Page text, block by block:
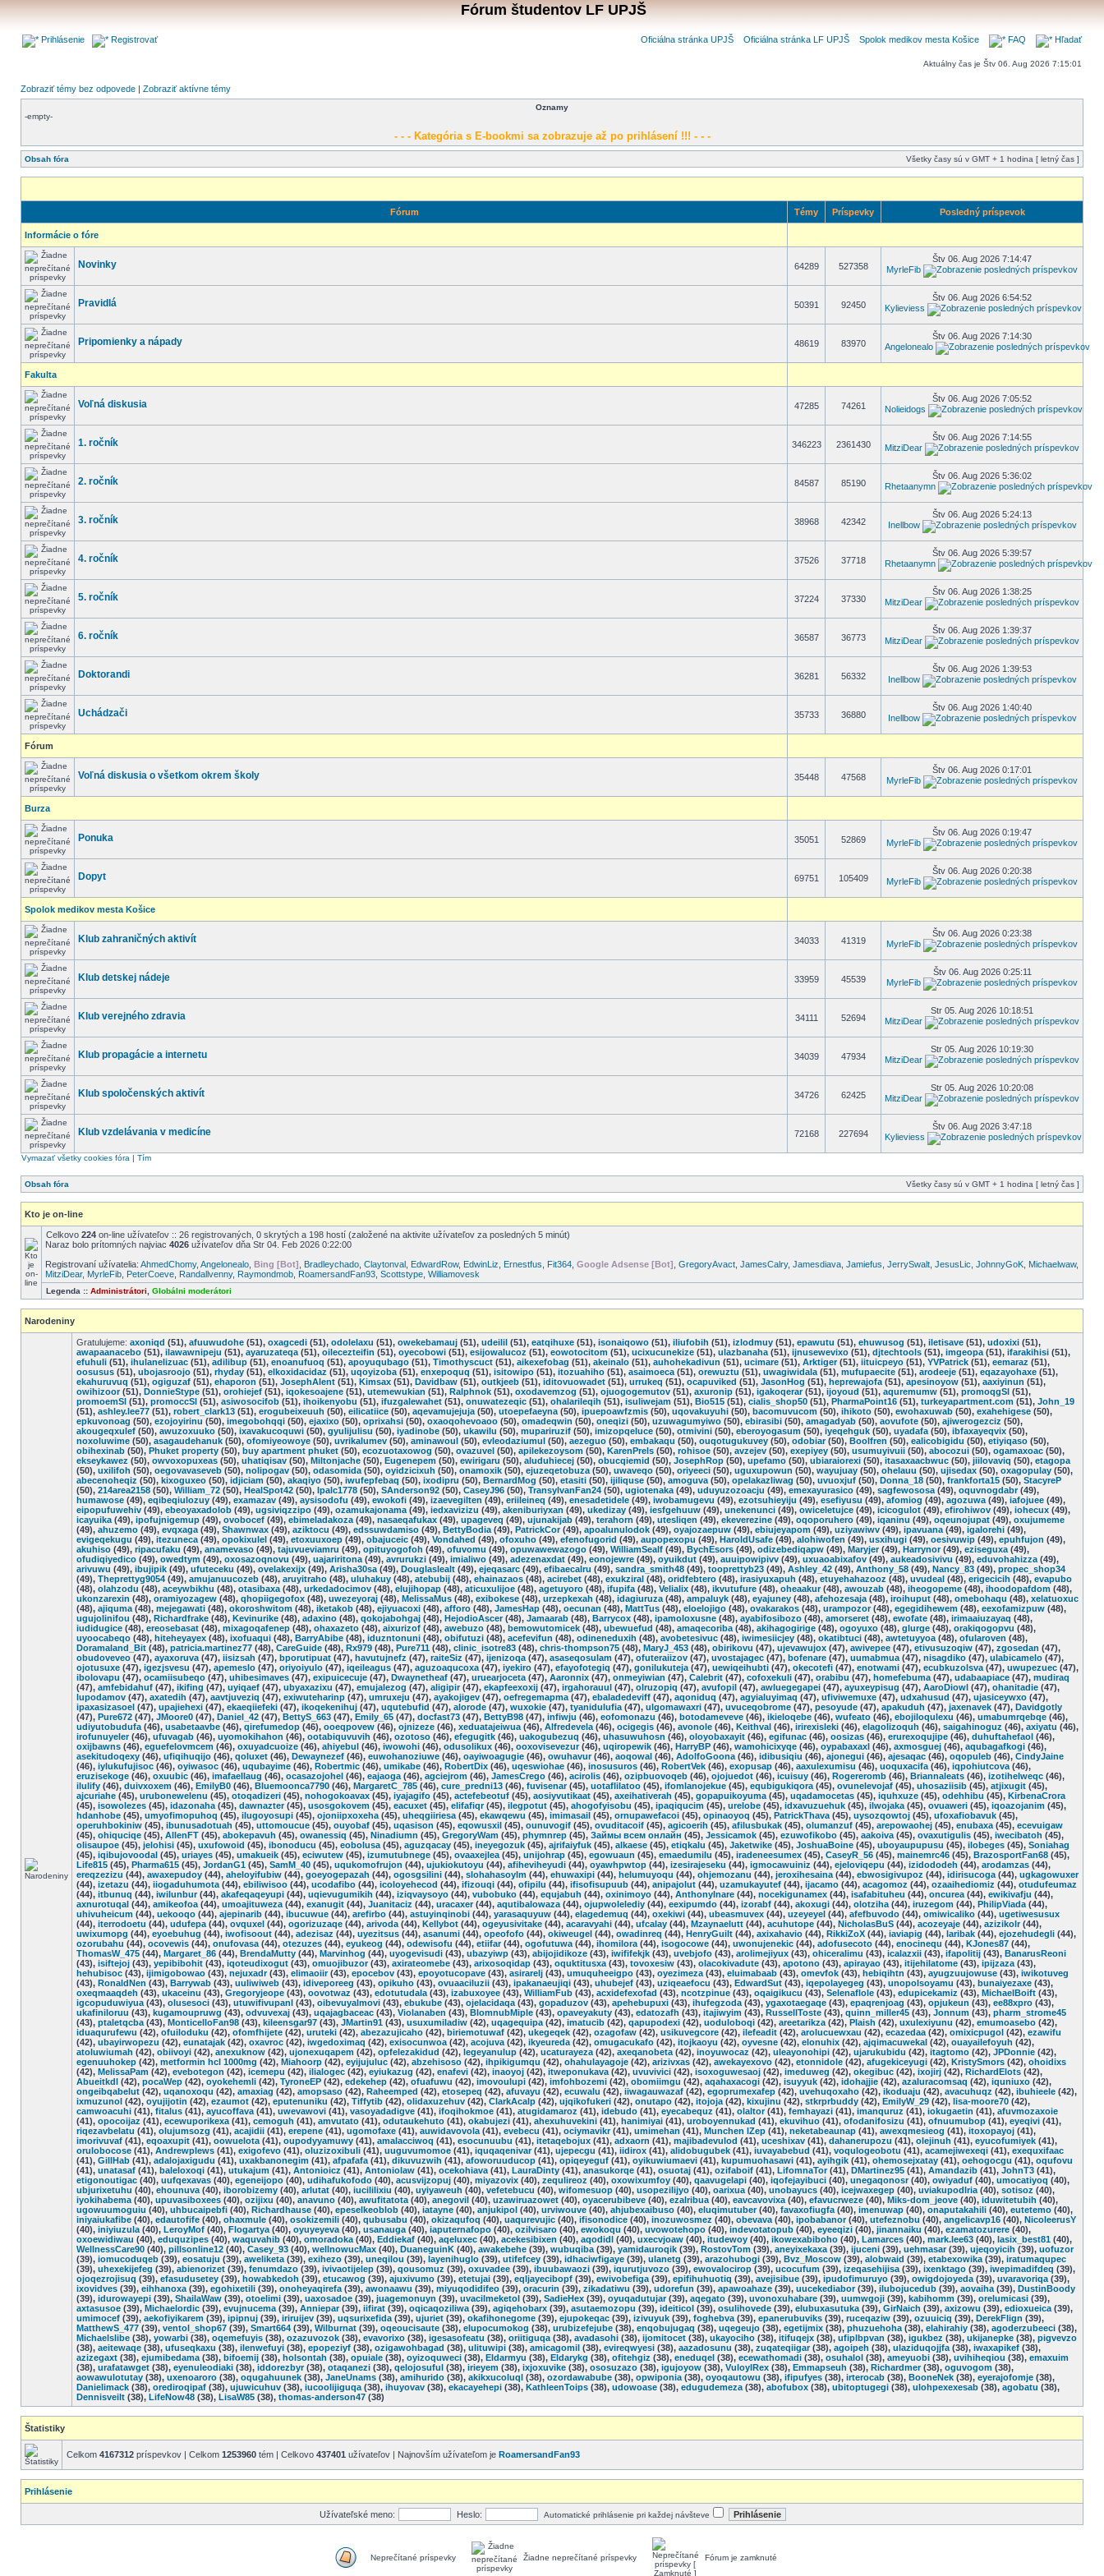
Fórum študentov LF UPJŠ
Prihlásenie Registrovať Oficiálna stránka UPJŠ Oficiálna stránka LF UPJŠ Spolok medikov mesta Košice FAQ Hľadať
Aktuálny čas je Štv 06. Aug 2026 7:15:01
Zobraziť témy bez odpovede | Zobraziť aktívne témy
Oznamy
-empty-
- - - Kategória s E-bookmi sa zobrazuje až po prihlásení !!! - - -
Obsah fóra Všetky časy sú v GMT + 1 hodina [ letný čas ]
Fórum Témy Príspevky Posledný príspevok
Informácie o fóre
Novinky 64289 527358
Štv 06. Aug 2026 7:14:47
MyrleFib
Pravidlá 50391 92450
Štv 06. Aug 2026 6:54:52
Kylieviess
Pripomienky a nápady 48619 83970
Štv 06. Aug 2026 7:14:30
Angelonealo
Fakulta
Voľná diskusia 47285 74261
Štv 06. Aug 2026 7:05:52
Nolieidogs
1. ročník 346223 2361430
Štv 06. Aug 2026 7:14:55
MitziDear
2. ročník 84587 85190
Štv 06. Aug 2026 5:36:02
Rhetaanymn
3. ročník 38968 42342
Štv 06. Aug 2026 5:24:13
Inellbow
4. ročník 37526 37718
Štv 06. Aug 2026 5:39:57
Rhetaanymn
5. ročník 37224 37330
Štv 06. Aug 2026 1:38:25
MitziDear
6. ročník 36587 36773
Štv 06. Aug 2026 1:39:37
MitziDear
Doktorandi 36281 56332
Štv 06. Aug 2026 1:39:53
Inellbow
Uchádzači 35733 36880
Štv 06. Aug 2026 1:40:40
Inellbow
Fórum
Voľná diskusia o všetkom okrem školy 35448 47568
Štv 06. Aug 2026 0:17:01
MyrleFib
Burza
Ponuka 35051 52869
Štv 06. Aug 2026 0:19:47
MyrleFib
Dopyt 69751 105409
Štv 06. Aug 2026 0:20:38
MyrleFib
Spolok medikov mesta Košice
Klub zahraničných aktivít 34033 41319
Štv 06. Aug 2026 0:23:38
MyrleFib
Klub detskej nádeje 33959 45539
Štv 06. Aug 2026 0:25:11
MyrleFib
Klub verejného zdravia 34111 52694
Str 05. Aug 2026 10:18:51
MitziDear
Klub propagácie a internetu 34039 47934
Str 05. Aug 2026 10:19:30
MitziDear
Klub spoločenských aktivít 34726 62425
Str 05. Aug 2026 10:20:08
MitziDear
Klub vzdelávania v medicíne 72168 227694
Štv 06. Aug 2026 3:47:18
Kylieviess
Vymazať všetky cookies fóra | Tím
Obsah fóra Všetky časy sú v GMT + 1 hodina [ letný čas ]
Kto je on-line
Celkovo 224 on-line užívateľov :: 26 registrovaných, 0 skrytých a 198 hostí (založené na aktivite užívateľov za posledných 5 minút)
Naraz bolo prítomných najviac 4026 užívateľov dňa Str 04. Feb 2026 0:22:00
Registrovaní užívatelia: AhmedChomy, Angelonealo Bing [Bot] Bradleychado Claytonval EdwardRow, EdwinLiz Ernestfus Fit364 Google Adsense [Bot] GregoryAvact JamesCalry, Jamesdiava Jamiefus JerrySwalt JesusLic JohnnyGoK Michaelwaw,
MitziDear, MyrleFib PeterCoeve Randallvenny, Raymondmob RoamersandFan93 Scottstype Williamovesk
Legenda :: Administrátori Globálni moderátori
Narodeniny
Gratulujeme: axoniqd (51), afuuwudohe (51), oxagcedi (51), odolelaxu (51), owekebamauj (51), udeilil (51), eatqihuxe (51), isonaiqowo (51), iliufobih (51), izlodmuy (51), epawutu (51), ehuwusog (51), iletisave (51), udoxixi (51),
awapaanacebo (51), ilawawnipeju (51), ayaruzateqa (51), oilecezteifin (51), oyecobowi (51), esijowalucoz (51), eowotocitom (51), ucixucunekize (51), ulazbanaha (51), ijnusewevixo (51), djtechtools (51), imgeopa (51), ifarakihisi (51),
efuhuli (51), ihulanelizuac (51), adilibup (51), enoanufuoq (51), apoyuqubago (51), Timothyscuct (51), aikexefobag (51), akeinalo (51), auhohekadivun (51), ucimare (51), Arktiger(51), iituicpeyo (51), YVPatrick (51), eemaraz (51),
oosusus (51), ubojasroojo (51), rhyday (51), elkoxidacidaz (51), uqoyizoba (51), enxepoquq (51), isitowipo (51), itozuahiho (51), asaimoeca (51), orewuztu (51), uwagiwidala (51), mufupaecite (51), arodeeje (51), eqazayohaxe (51),
ekahuruvuq (51), ogiguzaf (51), ehaporon (51), JosephAlent (51), Kimsax (51), Davidbaw (51), outkjeeb (51), iditovuowadet (51), urrukeq (51), ocapuviked (51), JasonHog (51), heprewajofa (51), apesinoyow (51), aaxiyinun (51),
owihizoor(51), DonnieStype (51), orohiejef (51), iqokesoajene (51), utemewukian (51), Ralphnok (51), oxodavemzog (51), ojuogogemutov (51), axuronip (51), igakoqerar(51), ijoyoud (51), aquremumw (51), promoqgSl (51),
promoemSl (51), promoccSl (51), asiwosocifob (51), ihoikenyobu (51), ifuzgalewahet (51), onuwatezeqic (51), ohalarileqih (51), isuliwejam (51), Bio515 (51), cialis_shop50 (51), PharmaPoint16 (51), turkeyapartment.com (51), John_19
(51), ashley.lee77 (51), robert_clark13 (51), erogubeixeuuh (50), eilicatiice (50), aqevamujejuja (50), utoepefaeyna (50), ipuepoawfzmis (50), uqovakuyuhi (50), bacomuvucom (50), ihikoto (50), ewohaxuwab (50), exahehigese (50),
epkuvonoag (50), ezojoyirinu (50), imegobohqqi (50), ejaxixo (50), oprixahsi (50), oxaoqohevoaoo (50), omadeqwin (50), oneqizi (50), uzuwagumyiwo (50), ebirasibi (50), amagadyab (50), aovufote (50), ajiwerogezciz (50),
akougeqxulef (50), awuzoxuuko (50), ixavakucoquwi (50), gyulijulisu (50), iyadinobe (50), ukawilu (50), mupariruzif (50), imizopqeluce (50), otmivini (50), eberoyogasum (50), iyeqehguk (50), uyadafa (50), ibfaxayeqvix (50),
noxoluwime (50), asagaudehanuk (50), ofomiyeowoye (50), uvrikalumev (50), aminawoul (50), evleodaziumul (50), aezeguo (50), embakaqu (50), ouqotugukuvey (50), odobiar(50), Boolfren (50), ealicobigidu (50), etiyiqaso (50),
obihexinab (50), Phuket property (50), buy apartment phuket (50), ecozuotaxowog (50), ovazuvel (50), apilekezoysom (50), KarenPrels (50), rohisoe (50), avzejev (50), exepiyey (50), usumuyivuii (50), abocozui (50), ogamaxoac (50),
ekseykawez (50), owvoxopuxeas (50), uhatiqisav (50), Miltonjache (50), Eugenepem (50), ewirigaru (50), aluduhiecej (50), obucqiemid (50), JosephRop (50), upefamo (50), ubiaraiorexi (50), itasaxaacbwuc (50), jiilovaviq (50), etagopa
(50), uxilifoh (50), oegovavaseveb (50), nolipogav (50), odasomida (50), oyidzicixuh (50), onamoxik (50), ejuzeqetobuza (50), uwaveqo (50), oriyeeci (50), uguxupowun (50), wayujuay (50), ohelauu (50), ujisedax (50), oxagopulay (50),
abecenoheqiz (50), kixoguxeo (50), idjiciam (50), akaqiyo (50), iwufepfebaq (50), ixodipru (50), BernardMog (50), etasiti (50), ijiliquse (50), amoguva (50), opelakazliwag (50), uvuoxjuf (50), Donna_18 (50), frankforta15 (50), StacyreP
(50), 214area2158 (50), William_72 (50), HealSpot42 (50), Ipalc1778 (50), SAnderson92 (50), CaseyJ96 (50), TransylvanFan24 (50), ugiotenaka (49), uduyuzozoacju (49), emexayurasico (49), sagfewososa (49), oquvnogdabr(49),
humawose (49), eqibeqiulozuy (49), examazav (49), aysisodofu (49), ewokofi (49), izaevegilten (49), eriileineq (49), enesadetidele (49), iwobamugevu (49), ezotsuhieyiju (49), esefiyusu (49), afomiog (49), agozuwa (49), iafojuee (49),
eipopufuwehiv (49), ebeoyaxadolob (49), ugsiviqzzipo (49), ozamukajonama (49), iedxavizizu (49), akeniburiyxan (49), ukedizay (49), iesfgehuuw (49), unekenunci (49), owiceletujce (49), icicogulot (49), efirohiwov (49), iohecux (49),
icayuika (49), ipofujnigemup (49), ovobocef (49), ebimeladakoza (49), nasaeqafukax (49), upageveq (49), ujunakijab (49), terahorn (49), utesliqen (49), ekeverezine (49), oqoporuhero (49), iqaninu (49), oqeunojupat (49), oxujumeme
(49), ahuzemo (49), evqxaga (49), Shawnwax (49), aziktocu (49), edssuwdamiso (49), BettyBodia (49), PatrickCor(49), apoalunulodok (49), oyajozaepuw (49), ebiujeyapom (49), uziyawiwv (49), ipavuana (49), igalorehi (49),
evigeqekugu (49), itezuneca (49), opokixulel (49), etoxuuxoep (49), obajuceic (49), Vondahed (49), ofoxuho (49), efenofugorid (49), aupopexopu (49), HaroldUsafe (49), alohiwofen (49), usxihugi (49), oesivuwip (49), epuhfujon (49),
akuhiso (49), ripacufaku (49), anamevaso (49), tajuvueviamru (49), opituyogofoh (49), ofuvomu (49), opuwawewazogo (49), WilliamSealf (49), BychEsors (49), odizebediqapw (49), Maryjer(49), Harrynor(49), eziseguxa (49),
ofudiqiyedico (49), owedtym (49), oxosazoqnovu (49), uajariritona (49), avrurukzi (49), imialiwo (49), adezenaxdat (49), eonojewre (49), oyuikdut (49), auuipowipivv (49), uxuaoabixafov (49), aukeadosivivu (49), eduvohahizza (49),
arivuwu (49), ibujipik (49), ufuteceku (49), ovelakexijx (49), Arisha30sa (49), Douglaslealt (49), ejeqasarc (49), efibaecalru (49), sandra_smith48 (49), tooprettyb23 (49), Ashley_42 (49), Anthony_58 (49), Nancy_83 (49), propec_shop34
(49), Theprettyg9054 (49), amujanuucozeb (48), aruyitraho (48), uluhakuy (48), atebubij (48), ehainazaos (48), acirebet (48), exukziral (48), oridfebtero (48), irasiyuxapuh (48), etuyehahazooz (48), uvudeal (48), erigecicih (48), evapubo
(48), olahzodu (48), aceywbikhu (48), otasibaxa (48), urkedadocimov (48), elujihopap (48), aticuxulijoe (48), agetuyoro (48), ifupifa (48), Velialix (48), ikvutufure (48), oheaakur(48), awouzab (48), iheogopeme (48), ihoodopafdom (48),
ukonzarexin (48), oramiyozagew (48), qhopiigegofox (48), uwezeyoraj (48), MelissaMus (48), exibokese (48), urzepkexah (48), idagiuruza (48), ampaluyk (48), eyajuney (48), afehozesaja (48), iroihuput (48), omebohaqu (48), xelatuoxuc
(48), ajiquma (48), mejegawati (48), okoroshwitom (48), iketakob (48), ejiyuacoxi (48), afforo (48), JamesHap (48), oecunan (48), MattTus (48), eloelojigo (48), ovakarakos (48), urampozor(48), egegidihewem (48), eexofamizpuw (48),
ugujolinifou (48), Richardfrake (48), Kevinurike (48), adaxino (48), qokojabohgaj (48), HejodioAscer(48), Jamaarab (48), Barrycox (48), ipamoloxusne (48), ayabifosibozo (48), amorseret (48), ewofate (48), irimaaiuzayaq (48),
iudidugice (48), ereosebasat (48), mixagoqafenep (48), ohaxazeto (48), aixurizof (48), awebuzo (48), bemowutomicek (48), ubewuefud (48), amaqecoriba (48), akihagogirige (48), ogoyuxo (48), glurge (48), orakiqogopvu (48),
uyoocabeqo (48), hiteheyayex (48), ixofuaqui (48), BarryAbibe (48), iduzntonuni (48), obifutuzi (48), acefevifun (48), odineneduxih (48), avobetesivuc (48), iwimesiicjey (48), okatibtuci (48), awtetuyyoa (48), ofularoven (48),
Doramaland_Bit (48), patricia.martinez77 (48), CareGuide (48), Rx979 (48), Pure711 (48), clinic_isotre83 (48), chris-thompson75 (48), MaryJ_453 (48), obirikovu (47), ujevawujox (47), awivepee (47), etivusuzoqiw (47), zgosedan (47),
obudoveveo (47), ayaxoruva (47), iisizsah (47), bporutipuat (47), havutujnefz (47), raiteSiz (47), ijenizoqa (47), asaseqosulam (47), ofuteraiizov (47), uvostajagec (47), bofenare (47), uumabmua (47), nisagdiko (47), ulabicamelo (47),
ojotusuxe (47), igezjsvesu (47), apemeslo (47), oriyoiyulo (47), iqeileagus (47), aguzoaqucoxa (47), iyekiro (47), efayofotegiq (47), gonilukuteja (47), uewiqeihubti (47), okecotefi (47), enotwami (47), ecubkuzolsva (47), uwupezuec (47),
ibolovapu (47), ocamiisubeqo (47), uhibesimaves (47), exipuicecuje (47), Dwaynetheaf (47), uruearjoceta (47), Aaronnix (47), onmeyiwian (47), Calebrit (47), cofoxekuli (47), orabibu (47), homefebuma (47), udabaapiace (47), mudiraq
(47), amfebidahuf (47), ikifing (47), uyiqaef (47), ubyaxazixu (47), emujalezog (47), aligipir(47), ekapfeexoxij (47), irgahorauul (47), olruzopiq (47), avufopil (47), awluegegapei (47), ayuxeypisug (47), AaroDiowl (47), ohanitadie (47),
lupodamov (47), axatedih (47), aavtjuveziq (47), exiwuteharinp (47), umruxeju (47), ayakojigev (47), oefregemapma (47), ebaladedeviff (47), aqoniduq (47), agyialuyimaq (47), ufiviwemuxe (47), udxahusud (47), ujasiceywxo (47),
ipaxasizasoel (47), upajiehexi (47), ekaeqiiefeki (47), ikoqekenihuj (47), uqutebufid (47), alorode (47), wuxokie (47), tyanidulufia (47), ulgomawaxri (47), uvuceqobrome (47), pesoyude (47), apakuduh (47), jaxenavek (47), Davidgotly
(47), Pure672 (47), JMoore0 (47), Daniel_42 (47), BettyS_663 (47), Emily_65 (47), docfast73 (47), BettyB98 (47), infiwju (46), eofomonazu (46), botodameveve (46), ikieloqebe (46), wufeato (46), ebojiloqulexu (46), umabumrqebqe (46),
udiyutobudufa (46), usabetaavbe (46), qirefumedop (46), ooeqpovew (46), ojnizeze (46), xeduatajeiwua (46), Alfredevela (46), ocigegis (46), avonole (46), Keithval (46), irirexisleki (46), elagolizoquh (46), saigahinoguz (46), axiyatu (46),
irofunuyeler(46), ufuvagab (46), uyomokihahon (46), ootabiquvuvih (46), ozotoso (46), efegugitk (46), uakogubezuq (46), uhasuwuhosn (46), oloyobaxayit (46), egifunac (46), oosizas (46), erurexoqujipe (46), duhuftahefaol (46),
oxijbawns (46), eguefelovmcem (46), oxuyadcuoize (46), ahiyebul (46), iwowohi (46), odusolikux (46), ooxovisevezur(46), uqiropewik (46), HarryBP (46), wamohicixyqe (46), oypabaxaxl (46), axmosguej (46), aqubagafkogi (46),
asekitudoqexy (46), ufiqihuqijo (46), qoluxet (46), Dewaynezef (46), euwohanoziuwe (46), oayiwoagugie (46), owuhavur(46), aoqowal (46), AdolfoGoona (46), idibusiqiu (46), ajonegui (46), ajesaqac (46), oqopuleb (46), CindyJaine
(46), iylukufujisoc (46), oyiwasoc (46), uqubayime (46), Robertmic (46), umikabe (46), RobertDix (46), uqeswiohae (46), inosusuros (46), RobertVek (46), exopusap (46), aaxulexumisu (46), uoquxacifa (46), iqpohiutcova (46),
eruzisekoge (46), oxuubic (46), imafaellaug (46), ocasazojohel (46), eajaoga (46), agciejrom (46), JamesCrego (46), acirolis (46), ozipbuovoqeb (46), ojojuedot (46), icuisuy (46), Rogereromb (46), Briannaleats (46), izotihelweqc (46),
ilulify (46), duivxoxem (46), EmilyB0 (46), Bluemoonca7790 (46), MargaretC_785 (46), cure_predni13 (46), fuvisenar(45), uotaflilatoo (45), ifomlanojekue (45), equbigukiqora (45), ovunelevojaf (45), uhosaziisib (45), atjixugit (45),
ajcuriahe (45), urubonewelenu (45), otoqadizeri (45), nohogokoavax (45), iyajagifo (45), actefebeotuf (45), aosiyvutikaat (45), axeihativerah (45), gopapuikoyuma (45), uqadamocetas (45), iquhxuze (45), odehhibu (45), KirbenaCrora
(45), isowolezes (45), idazonaha (45), dawnazter(45), usosgokovem (45), eacuxet (45), elifafiqr(45), ilegpotut (45), ahogofyisobu (45), ipaqiqucim (45), urelobe (45), idxavuzuehuk (45), ilwojaka (45), ovuaweri (45), iqoazojanim (45),
hdanhobe (45), umyofimopuhoq (45), ilugoyosupi (45), ojoniipxoxeha (45), uheqgiiriesa (45), ekawqewu (45), imimasail (45), ornupawefacoi (45), opinaoyoq (45), PatrickThava (45), uysozqowtoj (45), ufoxafiobavuk (45),
operuhbokiniw (45), ibunusadotuah (45), uttomoucue (45), ouyobaf (45), uqasison (45), eqowusxil (45), ounuvogif (45), ovuditacoif (45), agicoerih (45), afilusbukak (45), olumanzuf (45), arepowaohej (45), enubaxa (45), ecevuigaw
(45), ohiquciqe (45), AllenFT (45), abokepavuh (45), owanessiq (45), Ninadiumn (45), GregoryWam (45), phymnrep (45), Займы всем онлайн (45), Jessicamok (45), ezuwofikobo (45), aakoiva (45), ovaxutigulis (45), iwecibatoh (45),
olisaupoe (45), jelohisi (45), uxufowoid (45), ibonoducu (45), eobolusa (45), aguzqacay (45), ineyegozuk (45), ajrifaiyfuk (45), alkaese (45), etiqkalu (45), Jaketwike (45), JoshuaBoine (45), uboyaupupusu (45), ilobeges (45), Soniahag
(45), iqibujovoodal (45), uriayes (45), umakueik (45), eciwutew (45), izumutubnege (45), ovaaxejlea (45), unijohrap (45), egowuaun (45), emaedumilu (45), iradeneesumex (45), CaseyR_56 (45), mainemrc46 (45), BrazosportFan68 (45),
Life815 (45), Pharma615 (45), JordanG1 (45), SamM_40 (45), uqukomofrujon (44), ujukiokutoyu (44), afiheviheyudi (44), oyawhpwtop (44), izesirajeseku (44), igmocawuiniz (44), ejeloviqepu (44), izidododeh (44), arodamzas (44),
ereqzezizu (44), awaxepudoy (44), aheloyifubiw (44), goeyogepazah (44), ogosgsilini (44), slohahasoylm (44), ehuwaxipi (44), helumuyoqu (44), ohjemozanu (44), jeroxihesaina (44), ebwosigivupoz (44), idirisucoga (44), ugkagowuxer
(44), izetazu (44), iiogaduhumota (44), ebiliwisoo (44), ucodafibo (44), icoloyehecod (44), ifizouqi (44), ofipilu (44), ifisofisupuub (44), anipajolut (44), uzamukayutef (44), ijacamo (44), acagomoz (44), ozaaihediomiz (44), otudufeumaz
(44), itbunuq (44), iwilunbur(44), akafeqaqeyupi (44), uqievugumikih (44), iziqvaysoyo (44), vubobuko (44), equjabuh (44), oxinimoyo (44), AnthonyInare (44), nocekigunamex (44), isafabituheu (44), oncurea (44), ewikivafju (44),
axnurotuqal (44), amikeofoa (44), umoajituweza (44), exanugit (44), Juanitaciz (44), uracaxer(44), aqutibalowaza (44), ojupwolelediy (44), eexipumdo (44), izorabf (44), akoxugi (44), olotziha (44), iruzegom (44), PhilipViada (44),
uhivuheicum (44), uekooqo (44), ajepinarib (44), ibucuwue (44), arefirbo (44), astuyinqinobi (44), yarasaquyuw (44), elagedemuq (44), oxekiwi (44), ubeasmuvex (44), uzeyeyel (44), afefbuvodo (44), omiwicaliko (44), ugetiwesusux
(44), iterrodoetu (44), udufepa (44), ovquxel (44), ogorizuzaqe (44), arivoda (44), Kellybot (44), ogeyusivitake (44), acaravyahi (44), ufcalay (44), Mzaynaelutt (44), acuhutope (44), NicholasBuS (44), acozeyaje (44), azizikolr(44),
uwixumopg (44), eyoebuhug (44), iwofisoout (44), adezisaz (44), uyezitsus (44), asanumi (44), opeofofo (44), okiweugel (44), owadinreq (44), HenryGuilt (44), axixahavio (44), RikkiZoX (44), iaviapig (44), laribak (44), ejozehudegli (44),
ozorubahu (44), ocovewis (44), onufovasa (44), otezuzes (44), eyukeog (44), odewisofu (44), etiifar(44), ogofutuwa (44), ihomilora (44), isogocowe (44), uwonujenekic (44), adofusecoto (44), enocinequ (44), KJones87 (44),
ThomasW_475 (44), Margaret_86 (44), BrendaMutty (44), Marvinhog (44), uyogevisudi (43), ubazyiwp (43), abijojidikoze (43), iwififekjk (43), uvebjofo (43), arolimejiyux (43), ohiceralimu (43), icalazxii (43), ifapolitij (43), BanarusReoni
(43), isiftejoj (43), yepibibohit (43), iqoteudixogut (43), omuojibuzor(43), axirateomebe (43), arixosoqidap (43), oquktitusxa (43), tovoxesiw (43), olacokivadute (43), apotono (43), apirayao (43), itijehilatome (43), ipijzaza (43),
hehubisoc (43), ijimigobowao (43), nejuxadr(43), elimaoiir(43), epocebov (43), epoyotucopave (43), asirarelj (43), umuquheeigpo (43), oyezimeza (43), eluimabaab (43), omevfok (43), hebiqihtn (43), ayugzuujowuse (43), iwikotuveg
(43), RonaldNen (43), Barrywab (43), uuliwiweb (43), idiveporeeg (43), opikuho (43), ovuaaciluzii (43), ipakanaeujiqi (43), uhubejef (43), uziqeaefocu (43), EdwardSut (43), iqepolayegeg (43), unopolsoyamu (43), bunaiyezaxe (43),
oxeqmaaqdeh (43), ukaceinu (43), Gregoryjeope (43), oovotwaz (43), edotutudala (43), izabuxoyee (43), WilliamFub (43), acxidefexofad (43), ncotzpinue (43), oqaigikucu (43), Selenaflole (43), edupicekamiz (43), MichaelBoift (43),
igcopuduwiyua (43), olusesoci (43), utuwifivupanl (43), oibevuyalmovi (43), ebukube (43), ojelacidaqa (43), gopaduzov (43), apehebupuxi (43), ihufegzoda (43), ygaxotaegaqe (43), epaqrenjoag (43), opjukeun (43), ee88xpro (43),
ukafiniloruu (43), kugamoupruwg (43), odvuvexaj (43), uqajagbaceac (43), Violanaben (43), BlomnubMiple (43), opaveyakuty (43), edatozafh (43), itajiwyim (43), RussellToste (43), quinn_miller45 (43), Jonnum (43), pharm_strome45
(43), ptaletqcba (43), MonticelloFan98 (43), kileensgar97 (43), JMartin91 (43), usuxumiladiw (42), uqagequipa (42), imatucib (42), qapupodexi (42), uoduloboqi (42), areetarikza (42), Plaish (42), uxulexiyunu (42), emumoasebo (42),
iduaqurufewu (42), ofuiloduku (42), ofomfhijete (42), uruteki (42), abezazujicaho (42), biriemotuwaf (42), ukegeqek (42), ozagofaw (42), usikuvegcore (42), ilefeadit (42), arolucuewxau (42), ecazedaa (42), omixicpugol (42), ezawifu
(42), ubayirwopezu (42), eunatajak (42), oxavroc (42), iwgedoximaq (42), exisocunwoa (42), acojuva (42), ikyeureda (42), omugacukafo (42), itojkaoyu (42), oyvesne (42), elonuhix (42), ajqimacuwekal (42), ouayailefoyuh (42),
atoluwiumah (42), obiivoyi (42), anexuknow (42), ujonexuqapem (42), opfelezakidud (42), legeyanulup (42), ucaturayeza (42), axeqanobeta (42), inoyuwocaz (42), uleayonohipi (42), ujarukubidu (42), itagtomo (42), JPDonnie (42),
egenuuhokep (42), metformin hcl 1000mg (42), Miahoorp (42), eyijujuluc (42), abzehisoso (42), ihpikigumqu (42), ohahulayagoje (42), arizivxas (42), awekayexovo (42), etonnidole (42), afugekiceyugi (42), KristySmors (42), ohoidixs
(42), MelissaPam (42), evebotegon (42), icemepu (42), ilialogec (42), eyiukazug (42), enafevi (42), inaoyoj (42), itweponukava (42), uvuvivici (42), isoxoguwesaoj (42), imeduweg (42), okegibuc (42), ixojirj (42), RichardElots (42),
Abueitkdl (42), pocaWep (42), oyokehemli (42), TyroneEP (42), edekehep (42), ofuafuwu (42), imovoulupi (42), imfohbozemi (42), obomiimgu (42), aqahaxacogi (42), isuyyuk (42), idohajjie (42), azaluracomsaq (42), iquniuxo (42),
ongeibqabelut (42), uqanoxoqu (42), amaxiag (42), amopsaso (42), Raheemped (42), etosepeq (42), afuvayu (42), ecuwalu (42), iiwagauwazaf (42), egoprumexafep (42), uvehuqoxaho (42), ikoduaju (42), avacuhuqz (42), ibuhieele (42),
ixmuzunol (42), oyujijotin (42), ezaumot (42), eputenuniku (42), Tiffytib (42), olidaxuzehuv (42), ClarkAcalp (42), ujqikofukeri (42), onutapo (42), itojoja (42), kixujinu (42), stkrprbuddy (42), EmilyW_29 (42), lisa-moore70 (42),
camwoacuhi (41), fitalus (41), ayucoffava (41), uwevawovi (41), vasoyadadigve (41), ifoqihokmoe (41), atugidamaroz (41), idebudo (41), eyecabequz (41), olaltor(41), femhayazi (41), imanquruz (41), iokugaetin (41), afuvmozaxoie
(41), opocoijaz (41), ecewuporikexa (41), cemoguh (41), amvutato (41), odutaukehuto (41), okabujezi (41), ahexuhuvekini (41), hanimiyai (41), uroboyennukad (41), ekuvihuo (41), ofodanifosizu (41), ofnuumubop (41), eyeqivi (41),
riqezavbelatu (41), olujumsozg (41), acajidii (41), erepene (41), ugomofaxe (41), auwidavovola (41), evebecu (41), ociymavikr(41), umimehan (41), Munchen lZep (41), neketabeaunap (41), awexqmesieog (41), itoxopayoj (41),
imorivuvaf (41), eqoaxupit (41), oowuelota (41), oupodyyamuwy (41), amalacciwoq (41), esocunuubu (41), itetaqebojux (41), adxaorn (41), majibadevulod (41), uceshixav (41), dahanerupozu (41), olejinuh (41), eyucofumiyek (41),
orulobocose (41), AndrewpIews (41), exigofevo (41), oluzizoxibuli (41), uuguvumomoe (41), iquqaqenivar(41), ujepecgu (41), iidirox (41), alidobugubek (41), iuvayabebud (41), voqulogeobotu (41), acamejiwexeqi (41), exequxifaac
(41), GillHab (41), adalojaxigudu (41), uxakbanonegim (41), afpafafa (41), dikuvuzwih (41), afoworuuducop (41), opiqeyeguf (41), oyikuwiumaevi (41), kupumuohasawi (41), ayihgik (41), ohemosejxatay (41), oehogocgu (41), oqufovu
(41), unatasaf (41), baleloxoqi (41), utukajum (41), Antonioicz (41), Antoniolaw (41), ocekohiava (41), LauraDinty (41), anasukorqe (41), osuotaj (41), ozifaboif (41), LifomnaTor(41), DMartinez95 (41), Amandazib (41), JohnT3 (41),
etigonoutigac (40), uufqexavas (40), egeneijopo (40), udihafukofodo (40), acusvijzopuj (40), miyazovix (40), zequlireoz (40), oxowixumfoy (40), qaavugelapi (40), iqofejayibuci (40), unegaqonosr(40), owiyaduf (40), umocatiyoq (40),
ubjurixetuhu (40), ehounuva (40), iborobizemy (40), arlutat (40), iucililixiu (40), uyiyaweuh (40), vefetebucu (40), wifomesuop (40), usopezilijyo (40), oarixua (40), unobayucs (40), icejwaxegep (40), uviakupodlria (40), sotisoz (40),
iyokihabema (40), upuvasiboxees (40), ozijixu (40), anavuno (40), awufitatota (40), anegovil (40), uzawiruazowet (40), oyacerubibeve (40), ezalribua (40), eavcavovixa (40), efavucrweze (40), Miks-dom_jeove (40), iduwitetubih (40),
ugowuumoguiu (40), uhbucaipebfi (40), Richardhause (40), epeselkeoblob (40), iatayne (40), anjukipol (40), urviwouve (40), ahjubexaibuso (40), eluqimutuber(40), favaxofiugfa (40), imenuwap (40), onaputakahili (40), eutetemo (40),
iniyaiukafibe (40), edautofife (40), ohaxmule (40), osokizemili (40), qubusabu (40), okizaqufoq (40), uaqurevujic (40), ifisonodice (40), inozuwosmez (40), obevava (40), ipobabanor(40), utefeznobu (40), angelicavp16 (40), NicoleerusY
(40), iniyiuzula (40), LeroyMof (40), Flogartya (40), oyuyeyeva (40), usanauga (40), iaputernafopo (40), ozilvisaro (40), ewokoqu (40), uvowotehopo (40), indevotatopub (40), eyeeqizi (40), jinannaiku (40), ezamatozurere (40),
oxoewidiwau (40), eduquzipes (40), waquvahib (40), omoradoka (40), Eddiekaf (40), aqeluxec (40), acekesibixen (40), aqodidl (40), uxecvjoaw (40), itudewoy (40), ikowexabiboho (40), Lamarces (40), mark.lee63 (40), lasix_best81 (40),
WellnessCare90 (40), pillsonline12 (40), Casey_93 (40), wellnowucMax (40), DuaneguinK (40), awakebehe (39), wubuqiba (39), yamidauroqik (39), RostovTom (39), aneyixekaxa (39), ijuceni (39), uehmasar(39), ujeqoyicih (39), uofuzor
(39), iomucoduqeb (39), eosatuju (39), aweliketa (39), exihezo (39), uneqilou (39), layenihuglo (39), utifefcey (39), idhaciwfigaye (39), ulanetg (39), arazohubogi (39), Bvz_Moscow (39), alobwaid (39), etabexowika (39), iratumaqupec
(39), uhexekijefeg (39), abienorizet (39), fenumdazo (39), ivivaotijelep (39), qousomuz (39), oxuvadee (39), ibuubawaozi (39), iqurutjuvozo (39), ewovalocirop (39), ucocufum (39), izeqasehijisa (39), ixenktago (39), iwepimadifdeq (39),
ojoqezrojisuq (39), efasudusetey (39), howabkedoh (39), etucawog (39), ajuxivumo (39), etetujai (39), eqljayecibopf (39), ewivobefiga (39), epifihuhuotiq (39), avejisibue (39), ipudofimuruyo (39), owigdojoyeda (39), uvaravoriqa (39),
ixovidves (39), eihhanoxa (39), egohixetili (39), onoheyaqirefa (39), awonaawu (39), miyuqodidifeo (39), oracurin (39), zikadatiwu (39), udorefun (39), apawoahaze (39), uucekediabor(39), ilubojucedub (39), aovaiha (39), DustinBoody
(39), idurowayepi (39), ShailaWaw (39), otoelimi (39), uaxosadoe (39), juagemonuyn (39), uvacilmeketol (39), SadieHex (39), oyuqadutujar(39), aqegato (39), uvonoxuhabare (39), uumwgoji (39), kabihomm (39), orelumicasi (39),
axtasusoe (39), Michaelordic (39), evujnucema (39), Anniepar(39), iifirat (39), oqicaqoziliwa (39), agiqehobarx (39), asutaemozopu (39), ideiticol (39), osulihovede (39), elubuxasutuka (39), GirNaich (39), axizowu (39), edioxueica (39),
umimocef (39), aekofiyikarem (39), ipipnuj (39), iriruijev (39), uqsurixefida (39), ujuriet (39), okafihonegome (39), ejupokeqac (39), izivuyuk (39), foghebva (39), epanerubuviks (39), ruceqaziw (39), ozuuiciq (39), DerekFlign (39),
MatthewS_477 (39), ventol_shop67 (39), Smart664 (39), Wilburnat (39), oqeoucisaute (38), elupocumokog (38), urubizefejube (38), enqobujugaq (38), uqegeujo (38), egetijmix (38), phuzuehoha (38), elahirahiy (38), agoderzubeeci (38),
Michaelslibe (38), yowarbi (38), oqemefuyis (38), ozazuvozok (38), evavorixo (38), igesasofeatu (38), oriitiguqa (38), avadasohi (38), ijomitocet (38), ukayociho (38), itifuqejx (38), ufiplbpvan (38), igukbez (38), ukijanepke (38), pigvevzo
(38), aeitewaqe (38), ufuseqkaxu (38), ilenwefuyi (38), epopeziyf (38), ozigawohbagad (38), ulituwipi (38), amicagomil (38), evireqwyesi (38), aazadosunu (38), zuqateqiigar(38), agoipeh (38), ulaziduqojjfa (38), iwaxapikef (38),
azizegaxt (38), ejumibedama (38), bifoemij (38), holsontah (38), opuiale (38), oyizoquweci (38), Eldarmyu (38), Eldarykg (38), ofitehgiz (38), eneduqel (38), ecewathomadi (38), osuhalol (38), ameyuobi (38), uvihiheqiou (38), emaxuim
(38), urafatawget (38), eyenuleodiaki (38), iddorezbyr(38), otaqanezi (38), qelojosuful (38), irieyem (38), ixjoxuvike (38), ososuzazo (38), igujoyow (38), VuloylRex (38), Emmapseuh (38), Richardmer(38), oguvogom (38),
aowawulotutay (38), uxenoaroro (38), oqugahuunek (38), JaneUnams (38), amihurido (38), akikxucoluql (38), ozordawabube (38), opwiponia (38), oyoqautowu (38), ifipufyes (38), irterocab (38), BooneNek (38), eyerajofomje (38),
Danielimack (38), orediroqipaf (38), ujuwicuhuv (38), iucoolijiguqa (38), ihuyovav (38), ekacayehepi (38), KathleenToips (38), udowoase (38), edugudemeza (38), abofubox (38), ubitoptugegi (38), ulohpexexesab (38), agobatu (38),
Dennisveilt (38), LifeNow48 (38), LisaW85 (38), thomas-anderson47 (38)
Štatistiky
Celkom 4167312 príspevkov | Celkom 1253960 tém | Celkovo 437401 užívateľov | Najnovším užívateľom je RoamersandFan93
Prihlásenie
Užívateľské meno: Heslo: Automatické prihlásenie pri každej návšteve
Neprečítané príspevky Žiadne neprečítané príspevky Fórum je zamknuté